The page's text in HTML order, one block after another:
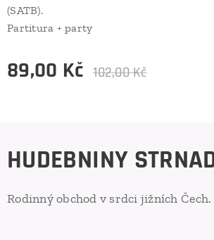
(SATB).
Partitura + party
89,00 Kč 102,00Kč
HUDEBNINY
Rodinný obchod v srdci jižních Čech.